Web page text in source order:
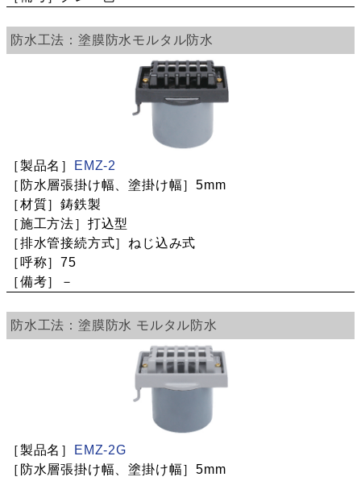
塗膜防水 モルタル防水
EMZ-2
5mm
鋳鉄製
打込型
ねじ込み式
75
－
塗膜防水 モルタル防水
EMZ-2G
5mm